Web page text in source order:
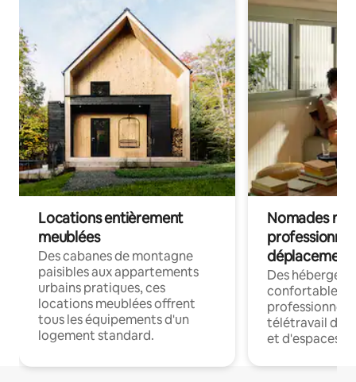
Locations entièrement
meublées
Des cabanes de montagne
paisibles aux appartements
urbains pratiques, ces
locations meublées offrent
tous les équipements d'un
logement standard.
Nomades
déplacement
Des
confortables
professionnels
télétravail
et d'espaces